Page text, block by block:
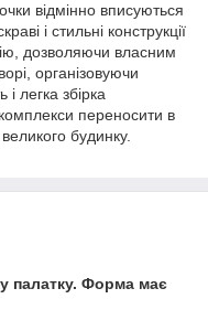
відмінно вписуються
і стильні конструкції
дозволяючи власним
організовуючи
і легка збірка
комплекси переносити в
будинку.
палатку. Форма має